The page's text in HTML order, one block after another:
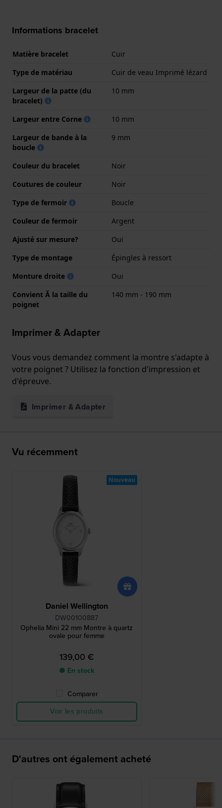
Informations bracelet
Matière bracelet
Cuir
Type de matériau
Cuir de veau Imprimé lézard
Largeur de la patte (du
bracelet)
10 mm
Largeur entre Corne
10 mm
Largeur de bande à la
boucle
9 mm
Couleur du bracelet
Noir
Coutures de couleur
Noir
Type de fermoir
Boucle
Couleur de fermoir
Argent
Ajusté sur mesure?
Oui
Type de montage
Épingles à ressort
Monture droite
Oui
Convient Ă la taille du
poignet
140 mm - 190 mm
Imprimer & Adapter
Vous vous demandez comment la montre s'adapte à
votre poignet ? Utilisez la fonction d'impression et
d'épreuve.
Imprimer & Adapter
Vu récemment
Daniel Wellington
DW00100887
Ophelia Mini 22 mm Montre à quartz
ovale pour femme
139,00 €
● En stock
Comparer
Voir les produits
Nouveau
D'autres ont également acheté